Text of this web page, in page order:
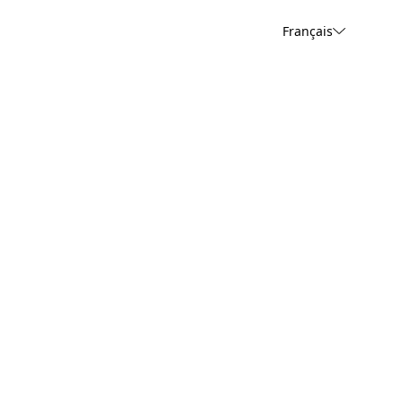
Français